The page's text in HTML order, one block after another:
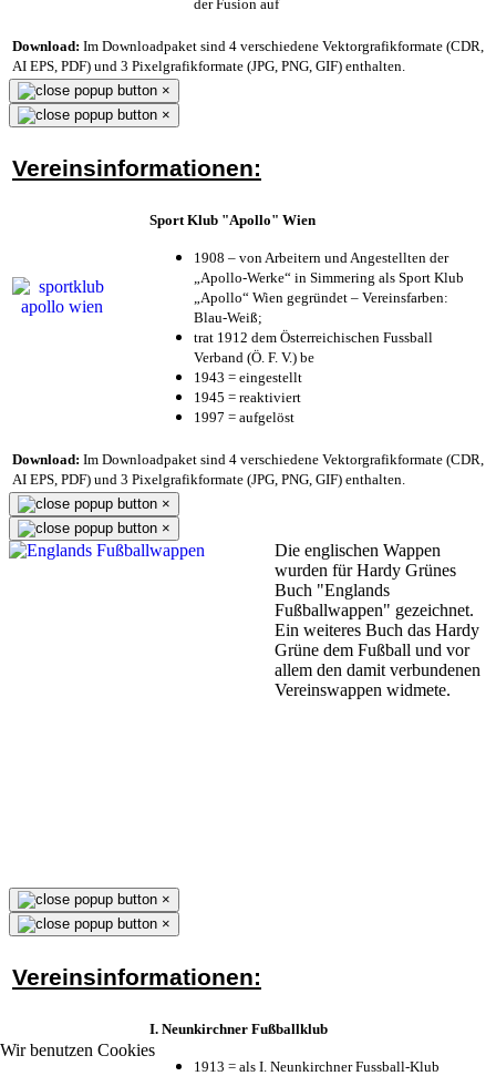
Wir benutzen Cookies
der Fusion auf
Download: Im Downloadpaket sind 4 verschiedene Vektorgrafikformate (CDR,
AI EPS, PDF) und 3 Pixelgrafikformate (JPG, PNG, GIF) enthalten.
×
×
Vereinsinformationen:
Sport Klub "Apollo" Wien
1908 – von Arbeitern und Angestellten der
„Apollo-Werke“ in Simmering als Sport Klub
„Apollo“ Wien gegründet – Vereinsfarben:
Blau-Weiß;
trat 1912 dem Österreichischen Fussball
Verband (Ö. F. V.) be
1943 = eingestellt
1945 = reaktiviert
1997 = aufgelöst
Download: Im Downloadpaket sind 4 verschiedene Vektorgrafikformate (CDR,
AI EPS, PDF) und 3 Pixelgrafikformate (JPG, PNG, GIF) enthalten.
×
×
Die englischen Wappen
wurden für Hardy Grünes
Buch "Englands
Fußballwappen" gezeichnet.
Ein weiteres Buch das Hardy
Grüne dem Fußball und vor
allem den damit verbundenen
Vereinswappen widmete.
×
×
Vereinsinformationen:
I. Neunkirchner Fußballklub
1913 = als I. Neunkirchner Fussball-Klub